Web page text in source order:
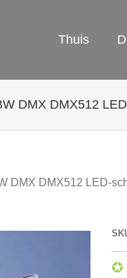
Thuis
DMX DMX512
DMX DMX512 LED-
✪